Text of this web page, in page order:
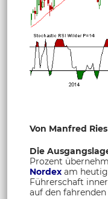
Von Manfred Ries
Die
Prozent
Nordex am
Führerschaft
auf den